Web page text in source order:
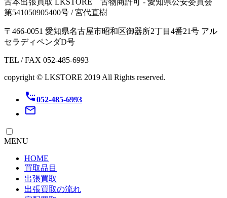
古本出張買取 LKSTORE 古物商許可 - 愛知県公安委員会
第541050905400号 / 宮代直樹
〒466-0051 愛知県名古屋市昭和区御器所2丁目4番21号 アル
セラディペンダD号
TEL / FAX 052-485-6993
copyright © LKSTORE 2019 All Rights reserved.
settings_phone052-485-6993
mail_outline
MENU
HOME
買取品目
出張買取
出張買取の流れ